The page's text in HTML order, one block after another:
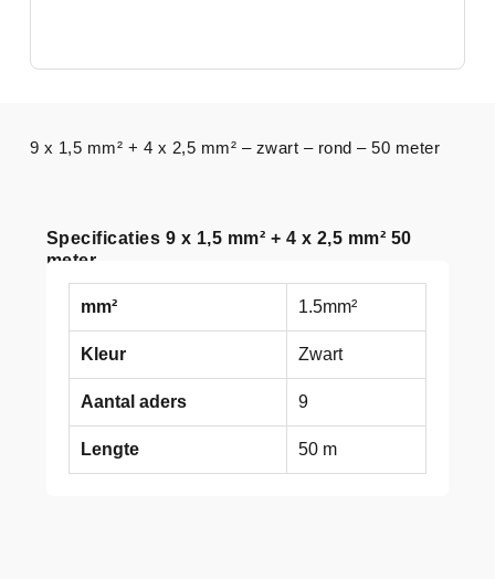
Specificaties 9 x 1,5 mm² + 4 x 2,5 mm² 50
meter
mm² 1.5mm²
Kleur Zwart
Aantal aders 9
Lengte 50 m
9 x 1,5 mm² + 4 x 2,5 mm² – zwart – rond – 50 meter